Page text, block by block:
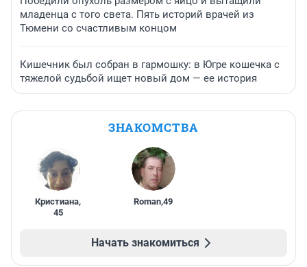
младенца с того света. Пять историй врачей из
Тюмени со счастливым концом
Кишечник был собран в гармошку: в Югре кошечка с
тяжелой судьбой ищет новый дом — ее история
ЗНАКОМСТВА
Кристиана,
45
Roman,49
Начать знакомиться